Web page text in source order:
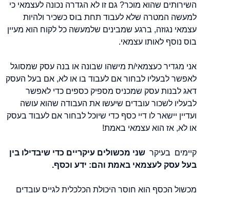
השירותים שהוא מוכר? גם זו לא הגדרה נכונה לעצמאי כי
למעשה המטרה שלא לעבוד תחת בוס כשכיר ולהיות
עצמאי נגוזה, ברגע שמבינים שלמעשה כל לקוח הוא מעיין
בוס נוסף לאותו עצמאי.
אני מגדיר כעצמאי/ת מישהו שבונה או בנה עסק שמסוגל
לאפשר לבעליו לבחור אם לעבוד בו או לא, אם בעל העסק
דאג לבנות עסק שמכניס מספיק כספים כדי לאפשר
לבעליו לשכור עובדים שיעשו את העבודה שהוא עושה
ועדיין יישאר לו דיי כסף כדי שיוכל לבחור אם לעבוד בעסק
או לא, אז הוא עצמאי באמת!
קיימים בעיקר שני מכשולים עיקריים כדי שיבדילו בין
בעל עסק לעצמאי באמת והם: ידע וכסף.
מכשול הכסף הוא חוסר היכולת הכלכלית לגייס עובדים